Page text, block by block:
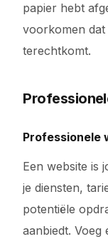
papier hebt
voorkomen
terechtkomt.
Professionele
Een website is
je diensten,
potentiële
aanbiedt.